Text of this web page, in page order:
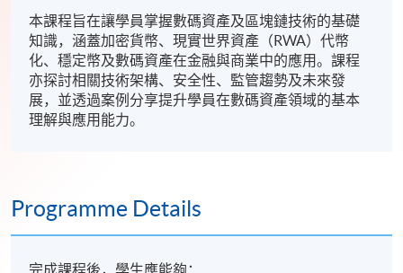
本課程旨在讓學員掌握數碼資產及區塊鏈技術的基礎
知識，涵蓋加密貨幣、現實世界資產（RWA）代幣
化、穩定幣及數碼資產在金融與商業中的應用。課程
亦探討相關技術架構、安全性、監管趨勢及未來發
展，並透過案例分享提升學員在數碼資產領域的基本
理解與應用能力。
Programme Details
完成課程後，學生應能夠：